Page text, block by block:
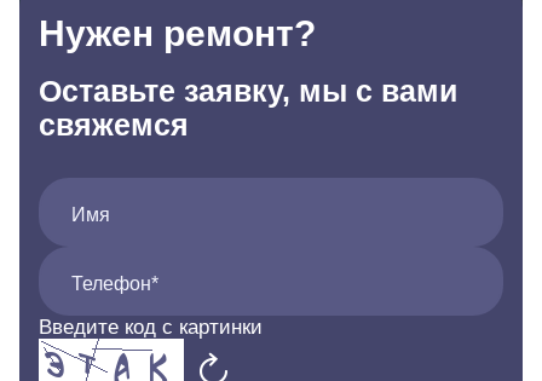
Нужен ремонт?
Оставьте заявку, мы с вами
свяжемся
Имя
Телефон*
Введите код с картинки